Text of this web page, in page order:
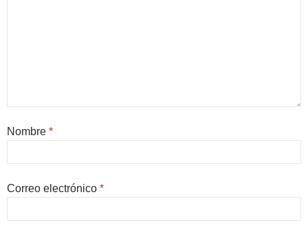
Nombre *
Correo electrónico *